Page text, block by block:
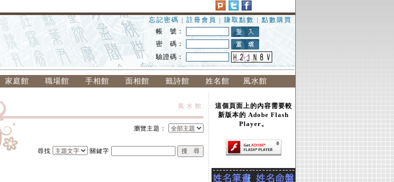
忘記密碼 | 註冊會員 | 賺取點數 | 點數購買
帳 號：
密 碼：
驗證碼：
家庭館 職場館 手相館 面相館 籤詩館 姓名館 風水館
這個頁面上的內容需要較
新版本的 Adobe Flash
Player。
風水館
瀏覽主題：
尋找 關鍵字